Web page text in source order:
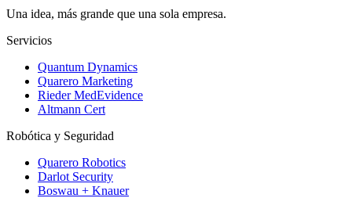
Una idea, más grande que una sola empresa.
Servicios
Quantum Dynamics
Quarero Marketing
Rieder MedEvidence
Altmann Cert
Robótica y Seguridad
Quarero Robotics
Darlot Security
Boswau + Knauer